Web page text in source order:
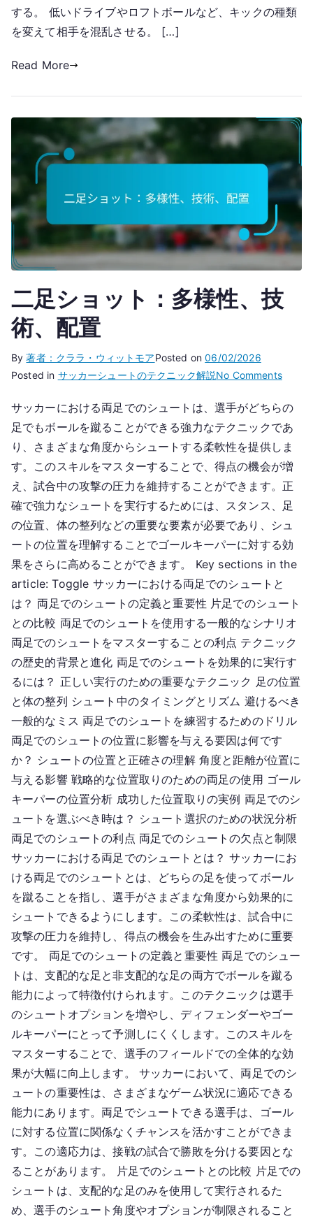
する。 低いドライブやロフトボールなど、キックの種類
を変えて相手を混乱させる。 […]
Read More
二足ショット：多様性、技
術、配置
By著者：クララ・ウィットモアPosted on06/02/2026
Posted in サッカーシュートのテクニック解説No Commentson
足
シ
ョ
ッ
ト：
様
性、
技
術、
配
置
サッカーにおける両足でのシュートは、選手がどちらの
足でもボールを蹴ることができる強力なテクニックであ
り、さまざまな角度からシュートする柔軟性を提供しま
す。このスキルをマスターすることで、得点の機会が増
え、試合中の攻撃の圧力を維持することができます。正
確で強力なシュートを実行するためには、スタンス、足
の位置、体の整列などの重要な要素が必要であり、シュ
ートの位置を理解することでゴールキーパーに対する効
果をさらに高めることができます。 Key sections in the
article: Toggle サッカーにおける両足でのシュートと
は？ 両足でのシュートの定義と重要性 片足でのシュート
との比較 両足でのシュートを使用する一般的なシナリオ
両足でのシュートをマスターすることの利点 テクニック
の歴史的背景と進化 両足でのシュートを効果的に実行す
るには？ 正しい実行のための重要なテクニック 足の位置
と体の整列 シュート中のタイミングとリズム 避けるべき
一般的なミス 両足でのシュートを練習するためのドリル
両足でのシュートの位置に影響を与える要因は何です
か？ シュートの位置と正確さの理解 角度と距離が位置に
与える影響 戦略的な位置取りのための両足の使用 ゴール
キーパーの位置分析 成功した位置取りの実例 両足でのシ
ュートを選ぶべき時は？ シュート選択のための状況分析
両足でのシュートの利点 両足でのシュートの欠点と制限
サッカーにおける両足でのシュートとは？ サッカーにお
ける両足でのシュートとは、どちらの足を使ってボール
を蹴ることを指し、選手がさまざまな角度から効果的に
シュートできるようにします。この柔軟性は、試合中に
攻撃の圧力を維持し、得点の機会を生み出すために重要
です。 両足でのシュートの定義と重要性 両足でのシュー
トは、支配的な足と非支配的な足の両方でボールを蹴る
能力によって特徴付けられます。このテクニックは選手
のシュートオプションを増やし、ディフェンダーやゴー
ルキーパーにとって予測しにくくします。このスキルを
マスターすることで、選手のフィールドでの全体的な効
果が大幅に向上します。 サッカーにおいて、両足でのシ
ュートの重要性は、さまざまなゲーム状況に適応できる
能力にあります。両足でシュートできる選手は、ゴール
に対する位置に関係なくチャンスを活かすことができま
す。この適応力は、接戦の試合で勝敗を分ける要因とな
ることがあります。 片足でのシュートとの比較 片足での
シュートは、支配的な足のみを使用して実行されるた
め、選手のシュート角度やオプションが制限されること